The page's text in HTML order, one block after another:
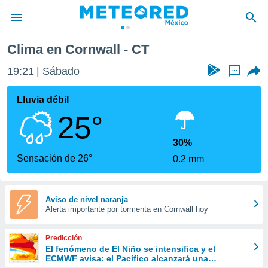
de
ha sido
para
que se
calidad.
a este
las
y
forma
digital
basada
Clima en Cornwall - CT
19:21 Sábado ...
Lluvia débil
25°
Sensación de 26°
30%
0.2 mm
Aviso de nivel naranja
Alerta importante por tormenta en Cornwall hoy
Predicción
El fenómeno de El Niño se intensifica y el
ECMWF avisa: el Pacífico alcanzará una